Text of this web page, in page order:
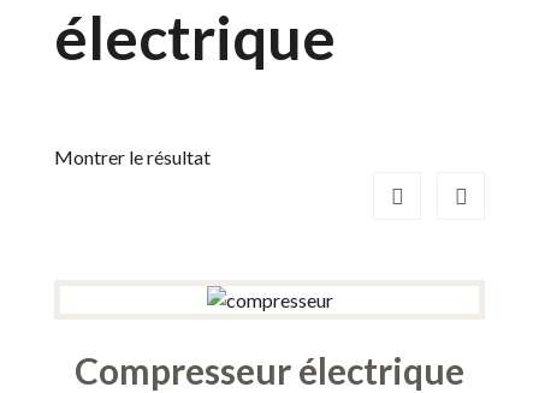
électrique
Montrer le résultat
Compresseur électrique